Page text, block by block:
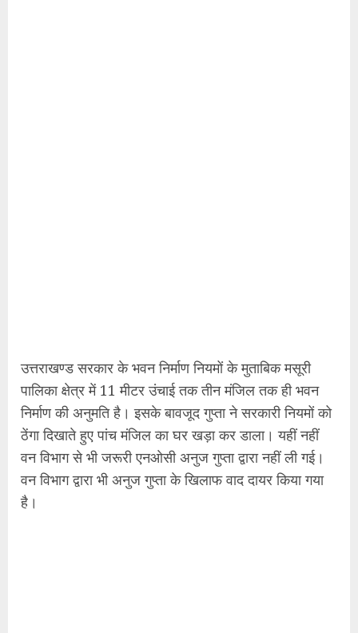
उत्तराखण्ड सरकार के भवन निर्माण नियमों के मुताबिक मसूरी
पालिका क्षेत्र में 11 मीटर उंचाई तक तीन मंजिल तक ही भवन
निर्माण की अनुमति है। इसके बावजूद गुप्ता ने सरकारी नियमों को
ठेंगा दिखाते हुए पांच मंजिल का घर खड़ा कर डाला। यहीं नहीं
वन विभाग से भी जरूरी एनओसी अनुज गुप्ता द्वारा नहीं ली गई।
वन विभाग द्वारा भी अनुज गुप्ता के खिलाफ वाद दायर किया गया
है।